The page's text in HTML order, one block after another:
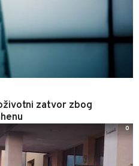
zatvor zbog
0